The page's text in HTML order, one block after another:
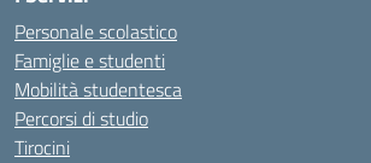
Personale scolastico
Famiglie e studenti
Mobilità studentesca
Percorsi di studio
Tirocini